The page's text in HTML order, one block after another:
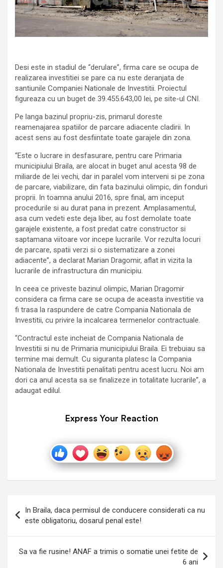
Desi este in stadiul de “derulare”, firma care se ocupa de
realizarea investitiei se pare ca nu este deranjata de
santiunile Companiei Nationale de Investitii. Proiectul
figureaza cu un buget de 39.455.643,00 lei, pe site-ul CNI.
Pe langa bazinul propriu-zis, primarul doreste
reamenajarea spatiilor de parcare adiacente cladirii. In
acest sens au fost desfiintate toate garajele din zona.
“Este o lucrare in desfasurare, pentru care Primaria
municipiului Braila, are alocat in buget anul acesta 98 de
miliarde de lei vechi, dar in paralel vom interveni si pe zona
de parcare, viabilizare, din fata bazinului olimpic, din fonduri
proprii. In toamna anului 2016, spre final, am inceput
procedurile si au durat pana in prezent. Amplasamentul,
asa cum vedeti este deja liber, au fost demolate toate
garajele existente, a fost predat catre constructor si
saptamana viitoare vor incepe lucrarile. Vor rezulta locuri
de parcare, spatii verzi si o sistematizare a zonei
adiacente”, a declarat Marian Dragomir, aflat in vizita la
lucrarile de infrastructura din municipiu.
In ceea ce priveste bazinul olimpic, Marian Dragomir
considera ca firma care se ocupa de aceasta investitie va
fi trasa la raspundere de catre Compania Nationala de
Investitii, cu privire la incalcarea termenelor contractuale.
“Contractul este incheiat de Compania Nationala de
Investitii si nu de Primaria municipiului Braila. Ei trebuiau sa
termine mai demult. Cu siguranta platesc la Compania
Nationala de Investitii penalitati pentru acest lucru. Noi am
dori ca anul acesta sa se finalizeze in totalitate lucrarile”, a
adaugat edilul.
Express Your Reaction
în
articole
In Braila, daca permisul de conducere considerati ca nu
este obligatoriu, dosarul penal este!
Sa va fie rusine! ANAF a trimis o somatie unei fetite de
6 ani